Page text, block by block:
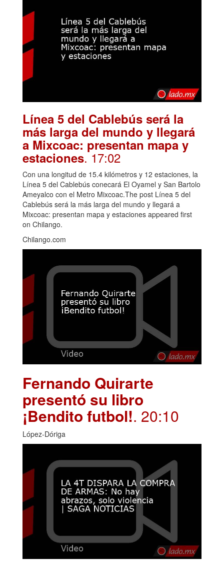
Línea 5 del Cablebús será la
más larga del mundo y llegará
a Mixcoac: presentan mapa y
estaciones. 17:02
Con una longitud de 15.4 kilómetros y 12 estaciones, la
Línea 5 del Cablebús conecará El Oyamel y San Bartolo
Ameyalco con el Metro Mixcoac.The post Línea 5 del
Cablebús será la más larga del mundo y llegará a
Mixcoac: presentan mapa y estaciones appeared first
on Chilango.
Chilango.com
Fernando Quirarte
presentó su libro
¡Bendito futbol!. 20:10
López-Dóriga